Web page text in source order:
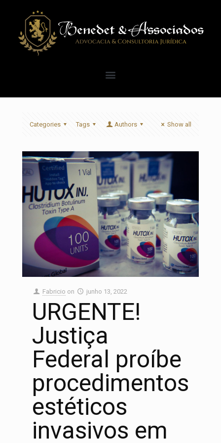
Categories Tags Authors Show all
Fabricio on junho 13, 2022
URGENTE!
Justiça
Federal proíbe
procedimentos
estéticos
invasivos em